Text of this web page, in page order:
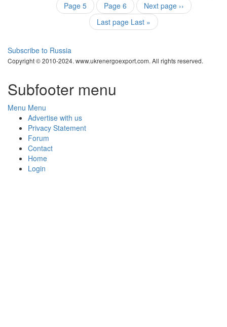
Page 5 Page 6 Next page ››
Last page Last »
Subscribe to Russia
Copyright © 2010-2024. www.ukrenergoexport.com. All rights reserved.
Subfooter menu
Menu Menu
Advertise with us
Privacy Statement
Forum
Contact
Home
Login